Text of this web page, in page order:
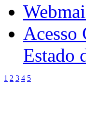
Acesso
Estado
1 2 3 4 5